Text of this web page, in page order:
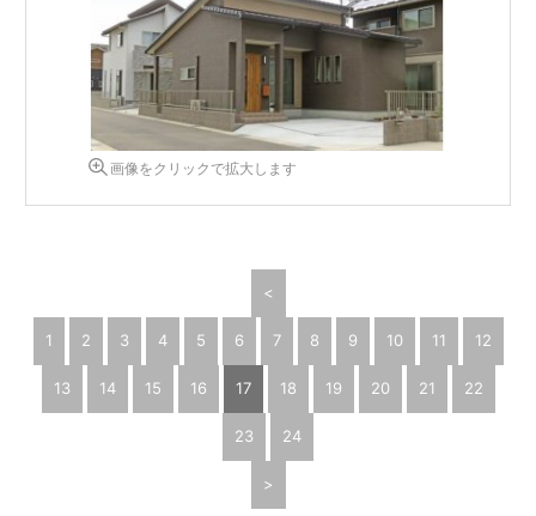
画像をクリックで拡大します
<
1 2 3 4 5 6 7 8 9 10 11 12
13 14 15 16 17 18 19 20 21 22
23 24
>